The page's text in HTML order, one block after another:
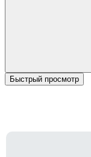
Быстрый просмотр